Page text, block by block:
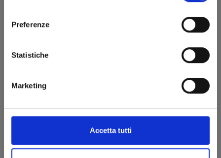
Preferenze
Statistiche
Marketing
Accetta tutti
TRATTO DALL'ACCLAMATA SERIE DI LIGHT
NOVEL FIRMATE DA NISIOISIN E SUPERBAMENTE
DISEGNATO DALL'ABILE MANO DI OH! GREAT!